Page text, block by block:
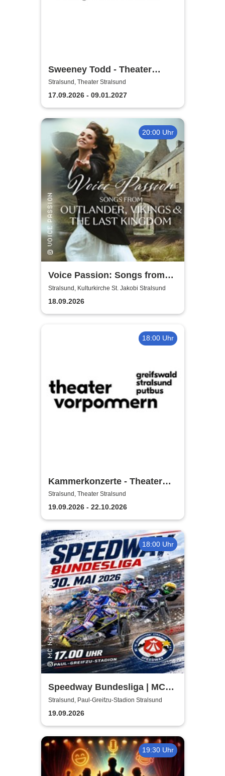
Sweeney Todd - Theater
Vorpommern
Stralsund, Theater Stralsund
17.09.2026 - 09.01.2027
20:00 Uhr
Voice Passion: Songs from
Outlander, Vikings & The Last
Kingdom
Stralsund, Kulturkirche St. Jakobi Stralsund
18.09.2026
18:00 Uhr
Kammerkonzerte - Theater
Vorpommern
Stralsund, Theater Stralsund
19.09.2026 - 22.10.2026
18:00 Uhr
Speedway Bundesliga | MC
Nordstern Stralsund
Stralsund, Paul-Greifzu-Stadion Stralsund
19.09.2026
19:30 Uhr